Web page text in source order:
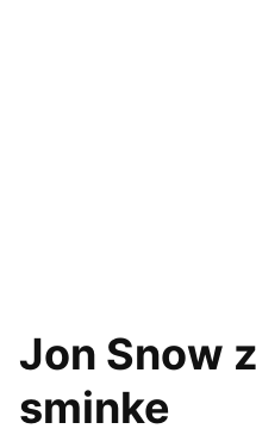
Jon Snow
sminke